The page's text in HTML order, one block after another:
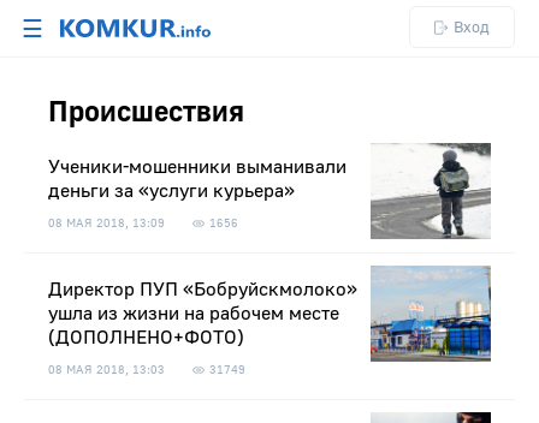
☰ Вход
Происшествия
Ученики-мошенники выманивали
деньги за «услуги курьера»
08 МАЯ 2018, 13:09 1656
Директор ПУП «Бобруйскмолоко»
ушла из жизни на рабочем месте
(ДОПОЛНЕНО+ФОТО)
08 МАЯ 2018, 13:03 31749